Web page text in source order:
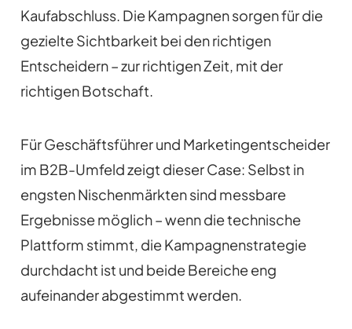
Kaufabschluss. Die Kampagnen sorgen für die
gezielte Sichtbarkeit bei den richtigen
Entscheidern – zur richtigen Zeit, mit der
richtigen Botschaft.
Für Geschäftsführer und Marketingentscheider
im B2B-Umfeld zeigt dieser Case: Selbst in
engsten Nischenmärkten sind messbare
Ergebnisse möglich – wenn die technische
Plattform stimmt, die Kampagnenstrategie
durchdacht ist und beide Bereiche eng
aufeinander abgestimmt werden.